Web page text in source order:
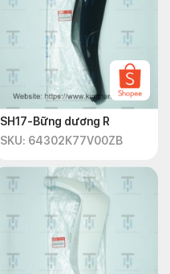
SH17-Bững dương R
SKU: 64302K77V00ZB